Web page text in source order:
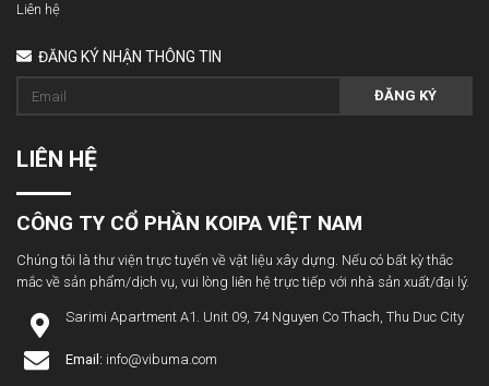
Liên hệ
ĐĂNG KÝ NHẬN THÔNG TIN
ĐĂNG KÝ
LIÊN HỆ
CÔNG TY CỔ PHẦN KOIPA VIỆT NAM
Chúng tôi là thư viện trực tuyến về vật liệu xây dựng. Nếu có bất kỳ thắc
mắc về sản phẩm/dịch vụ, vui lòng liên hệ trực tiếp với nhà sản xuất/đại lý.
Sarimi Apartment A1. Unit 09, 74 Nguyen Co Thach, Thu Duc City
Email: info@vibuma.com